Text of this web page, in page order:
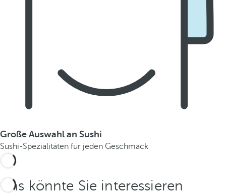
Große Auswahl an Sushi
Sushi-Spezialitäten für jeden Geschmack
Das könnte Sie interessieren